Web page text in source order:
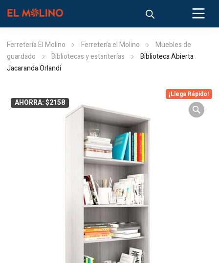
Ferretería El Molino Ferretería el Molino
Muebles de
guardado
Bibliotecas y estanterías
Biblioteca Abierta
Jacaranda Orlandi
AHORRA: $2158
¡Llega Rápido!